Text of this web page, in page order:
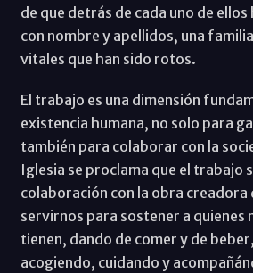
de que detrás de cada uno de
con nombre y apellidos, una
vitales que han sido rotos.
El trabajo es una dimensión
existencia humana, no solo para
también para colaborar con la
Iglesia se proclama que el trabajo
colaboración con la obra creadora
servirnos para sostener a quienes
tienen, dando de comer y de
acogiendo, cuidando y